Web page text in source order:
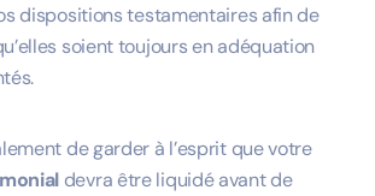
dispositions testamentaires afin de
soient toujours en adéquation
de garder à l’esprit que votre
devra être liquidé avant de